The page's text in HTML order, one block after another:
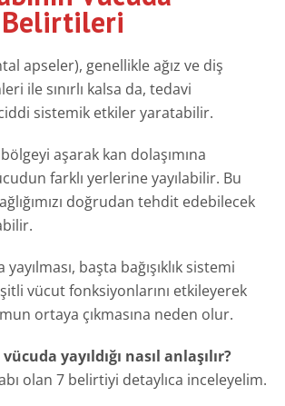
Belirtileri
apseler), genellikle ağız ve diş
ile sınırlı kalsa da, tedavi
sistemik etkiler yaratabilir.
aşarak kan dolaşımına
farklı yerlerine yayılabilir. Bu
doğrudan tehdit edebilecek
başta bağışıklık sistemi
vücut fonksiyonlarını etkileyerek
ortaya çıkmasına neden olur.
yayıldığı nasıl anlaşılır?
olan 7 belirtiyi detaylıca inceleyelim.